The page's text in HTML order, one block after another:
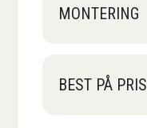
MONTERING
BEST PÅ PRIS